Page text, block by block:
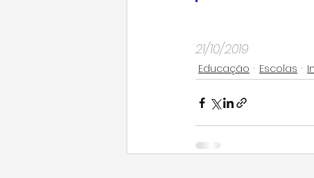
21/10/2019
Educação Escolas